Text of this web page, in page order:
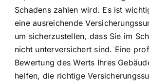
Schadens zahlen wird. Es ist
eine ausreichende
um sicherzustellen, dass Sie im
nicht unterversichert sind. Eine
Bewertung des Werts Ihres
helfen, die richtige